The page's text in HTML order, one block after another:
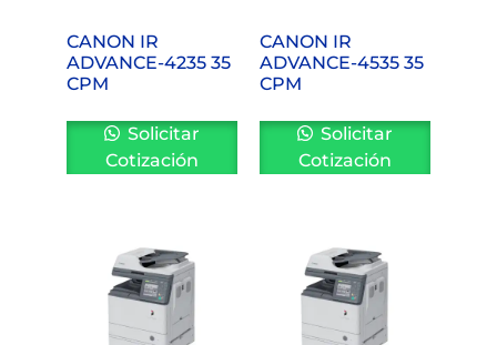
CANON IR
ADVANCE-4235 35
CPM
Solicitar
Cotización
CANON IR
ADVANCE-4535 35
CPM
Solicitar
Cotización